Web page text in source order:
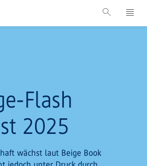
Flash
2025
wächst laut Beige Book